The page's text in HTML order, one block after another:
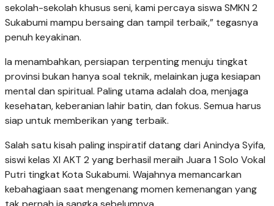
sekolah-sekolah khusus seni, kami percaya siswa SMKN 2
Sukabumi mampu bersaing dan tampil terbaik,” tegasnya
penuh keyakinan.
Ia menambahkan, persiapan terpenting menuju tingkat
provinsi bukan hanya soal teknik, melainkan juga kesiapan
mental dan spiritual. Paling utama adalah doa, menjaga
kesehatan, keberanian lahir batin, dan fokus. Semua harus
siap untuk memberikan yang terbaik.
Salah satu kisah paling inspiratif datang dari Anindya Syifa,
siswi kelas XI AKT 2 yang berhasil meraih Juara 1 Solo Vokal
Putri tingkat Kota Sukabumi. Wajahnya memancarkan
kebahagiaan saat mengenang momen kemenangan yang